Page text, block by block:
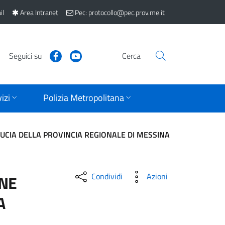
Area Intranet Pec: protocollo@pec.prov.me.it
Seguici su Cerca
Polizia Metropolitana
DELLA PROVINCIA REGIONALE DI MESSINA
Condividi Azioni